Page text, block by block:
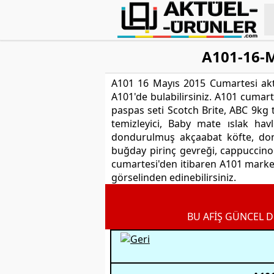
A101-16-
A101 16 Mayıs 2015 Cumartesi
A101'de bulabilirsiniz. A101
paspas seti Scotch Brite, ABC
temizleyici, Baby mate ıslak
dondurulmuş akçaabat köfte,
buğday pirinç gevreği,
cumartesi'den itibaren A101
görselinden edinebilirsiniz.
BU AFİŞ GÜNCEL